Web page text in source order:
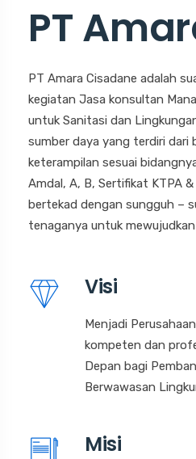
PT
PT Amara Cisadane adalah
kegiatan Jasa konsultan
untuk Sanitasi dan
sumber daya yang terdiri dari
keterampilan sesuai
Amdal, A, B, Sertifikat KTPA
bertekad dengan sungguh –
tenaganya untuk
Visi
Menjadi
kompeten dan
Depan bagi
Berwawasan
Misi